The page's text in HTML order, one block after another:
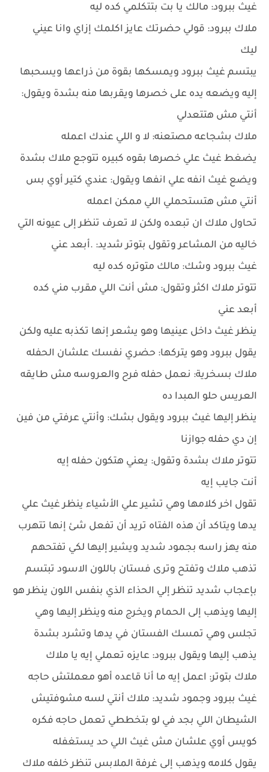
غيث ببرود: مالك يا بت بتتكلمي كده ليه
ملاك ببرود: قولي حضرتك عايز اكلمك إزاي وانا عيني
ليك
يبتسم غيث ببرود ويمسكها بقوة من ذراعها ويسحبها
إليه ويضعه يده على خصرها ويقربها منه بشدة ويقول:
أنتي مش هتتعدلي
ملاك بشجاعه مصتعنه: لا و اللي عندك اعمله
يضغط غيث علي خصرها بقوه كبيره تتوجع ملاك بشدة
ويضع غيث انفه علي انفها ويقول: عندي كتير أوي بس
أنتي مش هتستحملي اللي ممكن اعمله
تحاول ملاك ان تبعده ولكن لا تعرف تنظر إلى عيونه التي
خاليه من المشاعر وتقول بتوتر شديد: .أبعد عني
غيث ببرود وشك: مالك متوتره كده ليه
تتوتر ملاك اكثر وتقول: مش أنت اللي مقرب مني كده
أبعد عني
ينظر غيث داخل عينيها وهو يشعر إنها تكذبه عليه ولكن
يقول ببرود وهو يتركها: حضري نفسك علشان الحفله
ملاك بسخرية: نعمل حفله فرح والعروسه مش طايقه
العريس حلو المبدا ده
ينظر إليها غيث ببرود ويقول بشك: وأنتي عرفتي من فين
إن دي حفله جوازنا
تتوتر ملاك بشدة وتقول: يعني هتكون حفله إيه
أنت جايب إيه
تقول اخر كلامها وهي تشير علي الأشياء ينظر غيث علي
يدها ويتاكد أن هذه الفتاه تريد أن تفعل شئ إنها تتهرب
منه يهز راسه بجمود شديد ويشير إليها لكي تفتحهم
تذهب ملاك وتفتح وترى فستان باللون الاسود تبتسم
بإعجاب شديد تنظر إلي الحذاء الذي بنفس اللون ينظر هو
إليها ويذهب إلى الحمام ويخرج منه وينظر إليها وهي
تجلس وهي تمسك الفستان في يدها وتشرد بشدة
يذهب إليها ويقول ببرود: عايزه تعملي إيه يا ملاك
ملاك بتوتر: اعمل إيه ما أنا قاعده أهو معملتش حاجه
غيث ببرود وجمود شديد: ملاك أنتي لسه مشوفتيش
الشيطان اللي بجد في لو بتخططي تعمل حاجه فكره
كويس أوي علشان مش غيث اللي حد يستغفله
يقول كلامه ويذهب إلى غرفة الملابس تنظر خلفه ملاك